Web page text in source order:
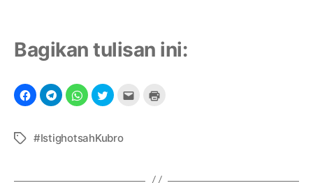
Bagikan tulisan ini:
T
#IstighotsahKubro